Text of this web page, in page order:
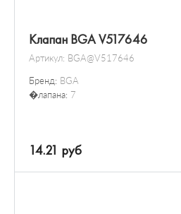
Клапан BGA V517646
Артикул: BGA@V517646
Бренд: BGA
�лапана: 7
14.21 руб